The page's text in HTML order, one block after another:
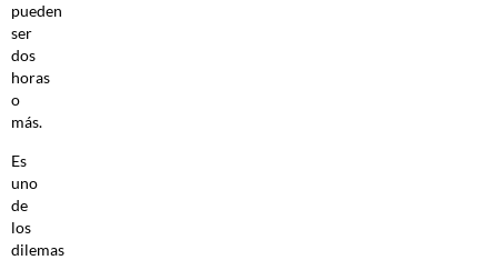
pueden
ser
dos
horas
o
más.
Es
uno
de
los
dilemas